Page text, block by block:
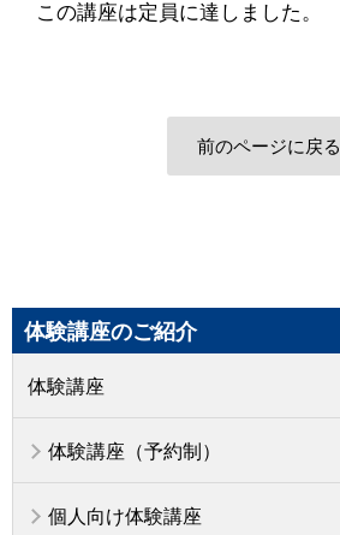
この講座は定員に達しました。
前のページに戻る
体験講座のご紹介
体験講座
体験講座（予約制）
個人向け体験講座